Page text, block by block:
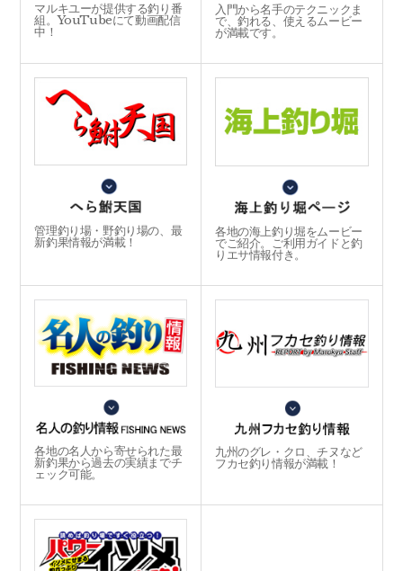
マルキユーが提供する釣り番
組。YouTubeにて動画配信
中！
入門から名手のテクニックま
で、釣れる、使えるムービー
が満載です。
管理釣り場・野釣り場の、最
新釣果情報が満載！
各地の海上釣り堀をムービー
でご紹介。ご利用ガイドと釣
りエサ情報付き。
各地の名人から寄せられた最
新釣果から過去の実績までチ
ェック可能。
九州のグレ・クロ、チヌなど
フカセ釣り情報が満載！